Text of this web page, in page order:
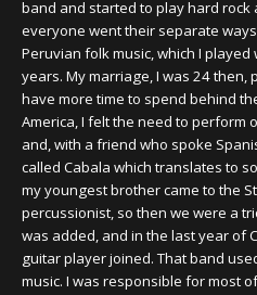
band and started to play hard rock
everyone went their separate
Peruvian folk music, which I
years. My marriage, I was 24 then,
have more time to spend behind
America, I felt the need to perform
and, with a friend who spoke
called Cabala which translates to
my youngest brother came to the
percussionist, so then we were a
was added, and in the last year of
guitar player joined. That band
music. I was responsible for most